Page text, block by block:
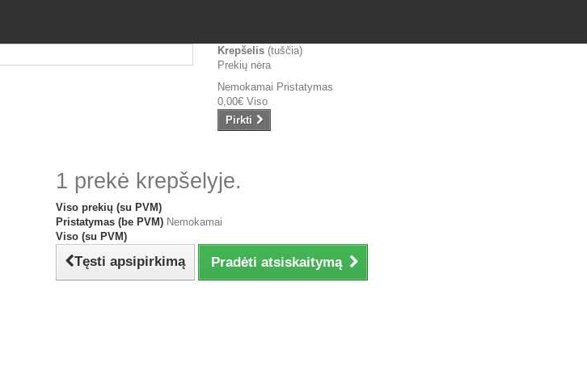
Krepšelis (tuščia)
Prekių nėra
Nemokamai Pristatymas
0,00€ Viso
Pirkti
1 prekė krepšelyje.
Viso prekių (su PVM)
Pristatymas (be PVM) Nemokamai
Viso (su PVM)
Tęsti apsipirkimą Pradėti atsiskaitymą